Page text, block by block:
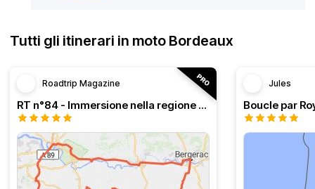
Tutti gli itinerari in moto Bordeaux
Roadtrip Magazine
RT n°84 - Immersione nella regione di Bordeaux
Jules